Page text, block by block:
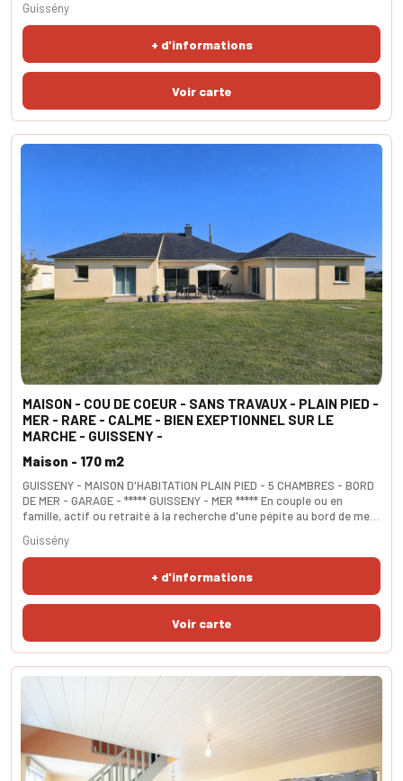
vous. La cuisine aménagée et équipée est agréable et ouverte sur le
salon-séjour. L'espace de vie est spacieux et lumineux et à un accés
direct sur une terrasse exp+ d'informations
Guissény
MAISON - COU DE COEUR - SANS TRAVAUX - PLAIN PIED -
MER - RARE - CALME - BIEN EXEPTIONNEL SUR LE
MARCHE - GUISSENY -
GUISSENY - MAISON D'HABITATION PLAIN PIED - 5 CHAMBRES - BORD
DE MER - GARAGE - ***** GUISSENY - MER ***** En couple ou en
famille, actif ou retraité à la recherche d'une pépite au bord de mer
aux beaux volumes entièrement restaurée avec goût et l'amour du
travail bien fait. Au rez de chaussée vous entrez dans un hall
spacieux. L'aile de gauche est déd
Maison - 170 m2
+ d'informations
Guissény